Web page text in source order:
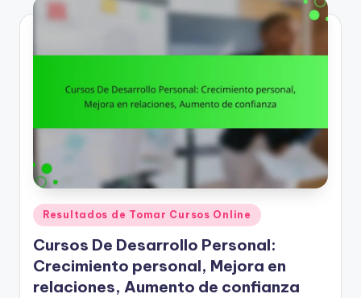
Posted
in
Resultados de Tomar Cursos Online
Cursos De Desarrollo Personal:
Crecimiento personal, Mejora en
relaciones, Aumento de confianza